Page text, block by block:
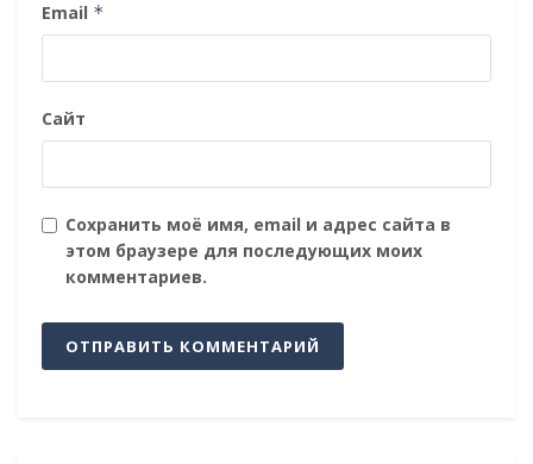
Email *
Сайт
Сохранить моё имя, email и адрес сайта в
этом браузере для последующих моих
комментариев.